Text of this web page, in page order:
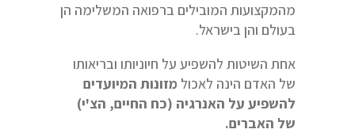
מהמקצועות המובילים ברפואה המשלימה הן
בעולם והן בישראל.
אחת השיטות להשפיע על חיוניותו ובריאותו
של האדם הינה לאכול מזונות המיועדים
להשפיע על האנרגיה (כח החיים, הצ'י)
של האברים.